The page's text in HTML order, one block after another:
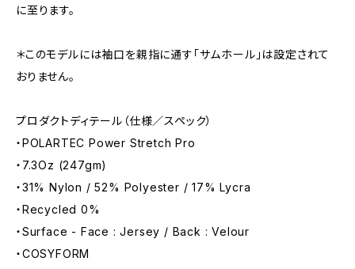
に至ります。
＊このモデルには袖口を親指に通す「サムホール」は設定されて
おりません。
プロダクトディテール（仕様／スペック）
・POLARTEC Power Stretch Pro
・7.3Oz (247gm)
・31% Nylon / 52% Polyester / 17% Lycra
・Recycled 0%
・Surface - Face : Jersey / Back : Velour
・COSYFORM